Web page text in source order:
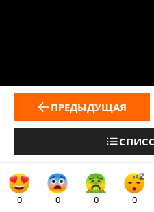
ПРЕДЫДУЩАЯ
0 0 0 0